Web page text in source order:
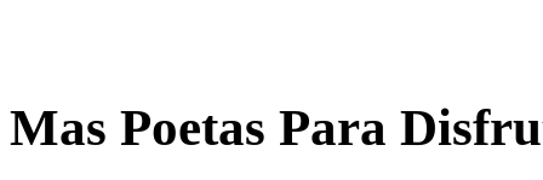
Mas Poetas Para